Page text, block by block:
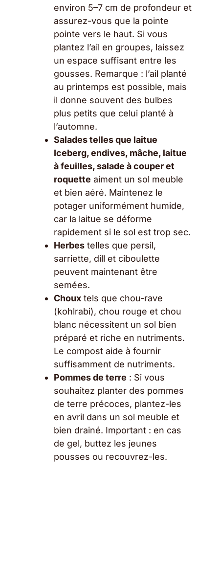
environ 5–7 cm de profondeur et
assurez-vous que la pointe
pointe vers le haut. Si vous
plantez l’ail en groupes, laissez
un espace suffisant entre les
gousses. Remarque : l’ail planté
au printemps est possible, mais
il donne souvent des bulbes
plus petits que celui planté à
l’automne.
Salades telles que laitue
Iceberg, endives, mâche, laitue
à feuilles, salade à couper et
roquette aiment un sol meuble
et bien aéré. Maintenez le
potager uniformément humide,
car la laitue se déforme
rapidement si le sol est trop sec.
Herbes telles que persil,
sarriette, dill et ciboulette
peuvent maintenant être
semées.
Choux tels que chou-rave
(kohlrabi), chou rouge et chou
blanc nécessitent un sol bien
préparé et riche en nutriments.
Le compost aide à fournir
suffisamment de nutriments.
Pommes de terre : Si vous
souhaitez planter des pommes
de terre précoces, plantez-les
en avril dans un sol meuble et
bien drainé. Important : en cas
de gel, buttez les jeunes
pousses ou recouvrez-les.